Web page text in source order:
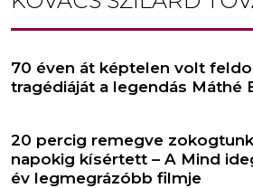
70 éven át képtelen volt
tragédiáját a legendás Máthé
20 percig remegve
napokig kísértett – A Mind
év legmegrázóbb filmje